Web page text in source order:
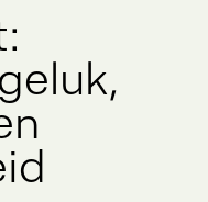
geluk,